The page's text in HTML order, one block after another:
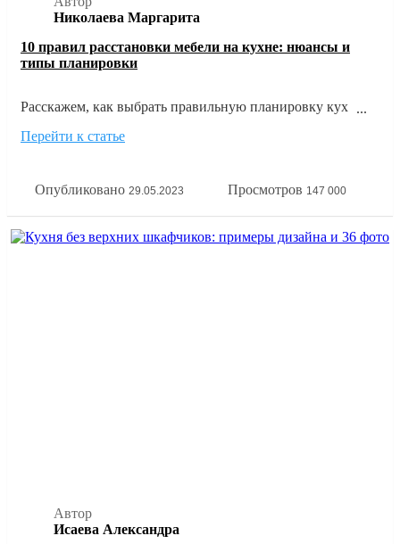
Николаева Маргарита
10 правил расстановки мебели на кухне: нюансы и
типы планировки
Расскажем, как выбрать правильную планировку кухни
исходя из размеров и формы помещения, а также главных
всё это на наглядных фото примерах расстановки мебели
Перейти к статье
Опубликовано 29.05.2023 Просмотров 147 000
Автор
Исаева Александра